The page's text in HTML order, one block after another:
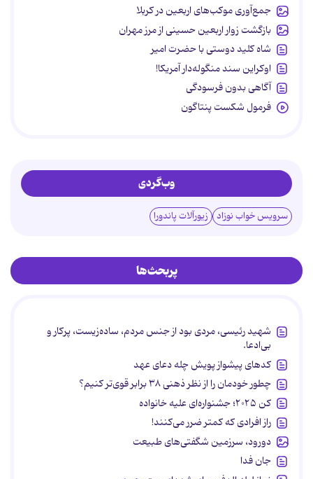
جمع‌آوری موکب‌های اربعین در کربلا
بازگشت زوار اربعین حسینی از مرز مهران
شاه کلید دوستی با حضرت امیر
اوکراین سند منگوله‌دار آمریکا!
آگاهی بدون فرسودگی
فرمول شکست پنتاگون
وب‌گردی
سرویس خواب نوزاد زیورآلات پاندورا
پربحث‌ها
شهید رئیسی، مردی بود از جنس مردم، ساده‌زیست، پرکار و
بی‌ادعا.
کدهای پیشواز پویش چله دعای عهد
چطور خودمان را از نظر ذهنی ۳۸ برابر قوی‌تر کنیم؟
کن ۲۰۲۵؛ جشنواره‌ای علیه خانواده
راز افرادی که کمتر ضرر می‌کنند!
دورود، سرزمین شگفتی‌های طبیعت
جان فدا